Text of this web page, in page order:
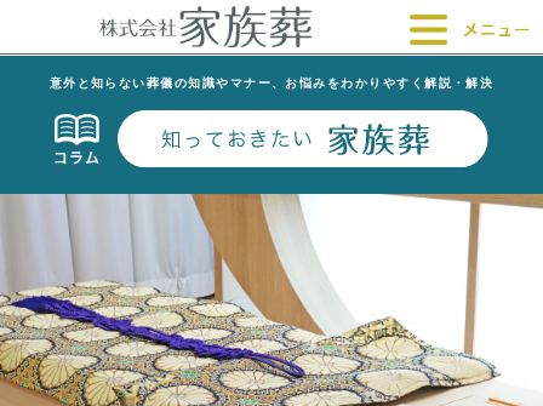
意外と知らない葬儀の知識やマナー、お悩みをわかりやすく解説・解決